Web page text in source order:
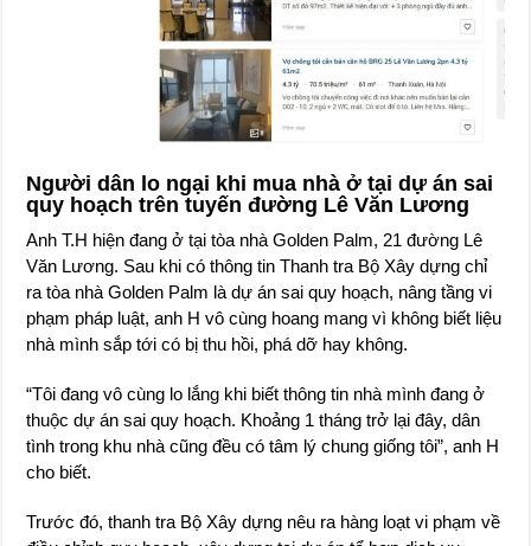
Người dân lo ngại khi mua nhà ở tại dự án sai
quy hoạch trên tuyến đường Lê Văn Lương
Anh T.H hiện đang ở tại tòa nhà Golden Palm, 21 đường Lê
Văn Lương. Sau khi có thông tin Thanh tra Bộ Xây dựng chỉ
ra tòa nhà Golden Palm là dự án sai quy hoạch, nâng tầng vi
phạm pháp luật, anh H vô cùng hoang mang vì không biết liệu
nhà mình sắp tới có bị thu hồi, phá dỡ hay không.
“Tôi đang vô cùng lo lắng khi biết thông tin nhà mình đang ở
thuộc dự án sai quy hoạch. Khoảng 1 tháng trở lại đây, dân
tình trong khu nhà cũng đều có tâm lý chung giống tôi”, anh H
cho biết.
Trước đó, thanh tra Bộ Xây dựng nêu ra hàng loạt vi phạm về